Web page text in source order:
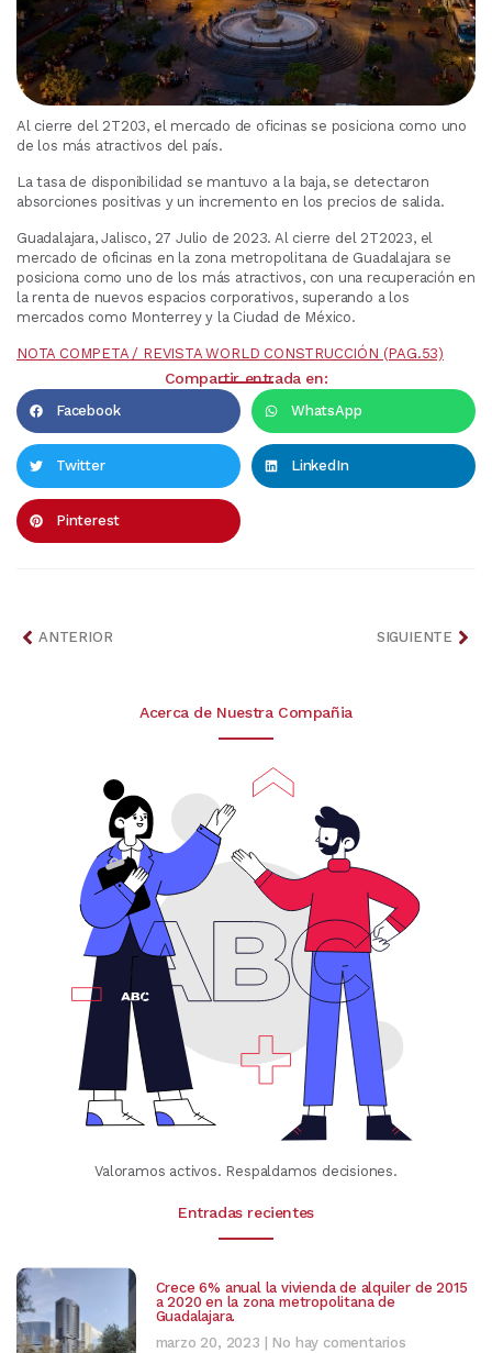
Al cierre del 2T203, el mercado de oficinas se posiciona como uno
de los más atractivos del país.
La tasa de disponibilidad se mantuvo a la baja, se detectaron
absorciones positivas y un incremento en los precios de salida.
Guadalajara, Jalisco, 27 Julio de 2023. Al cierre del 2T2023, el
mercado de oficinas en la zona metropolitana de Guadalajara se
posiciona como uno de los más atractivos, con una recuperación en
la renta de nuevos espacios corporativos, superando a los
mercados como Monterrey y la Ciudad de México.
NOTA COMPETA / REVISTA WORLD CONSTRUCCIÓN (PAG.53)
Compartir entrada en:
Facebook WhatsApp
Twitter LinkedIn
Pinterest
ANTERIOR SIGUIENTE
Acerca de Nuestra Compañia
Valoramos activos. Respaldamos decisiones.
Entradas recientes
Crece 6% anual la vivienda de alquiler de 2015
a 2020 en la zona metropolitana de
Guadalajara.
marzo 20, 2023
No hay comentarios